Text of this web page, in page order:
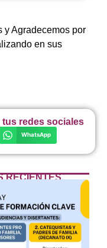
RECIENTES
y Agradecemos por
en sus
redes sociales
WhatsApp